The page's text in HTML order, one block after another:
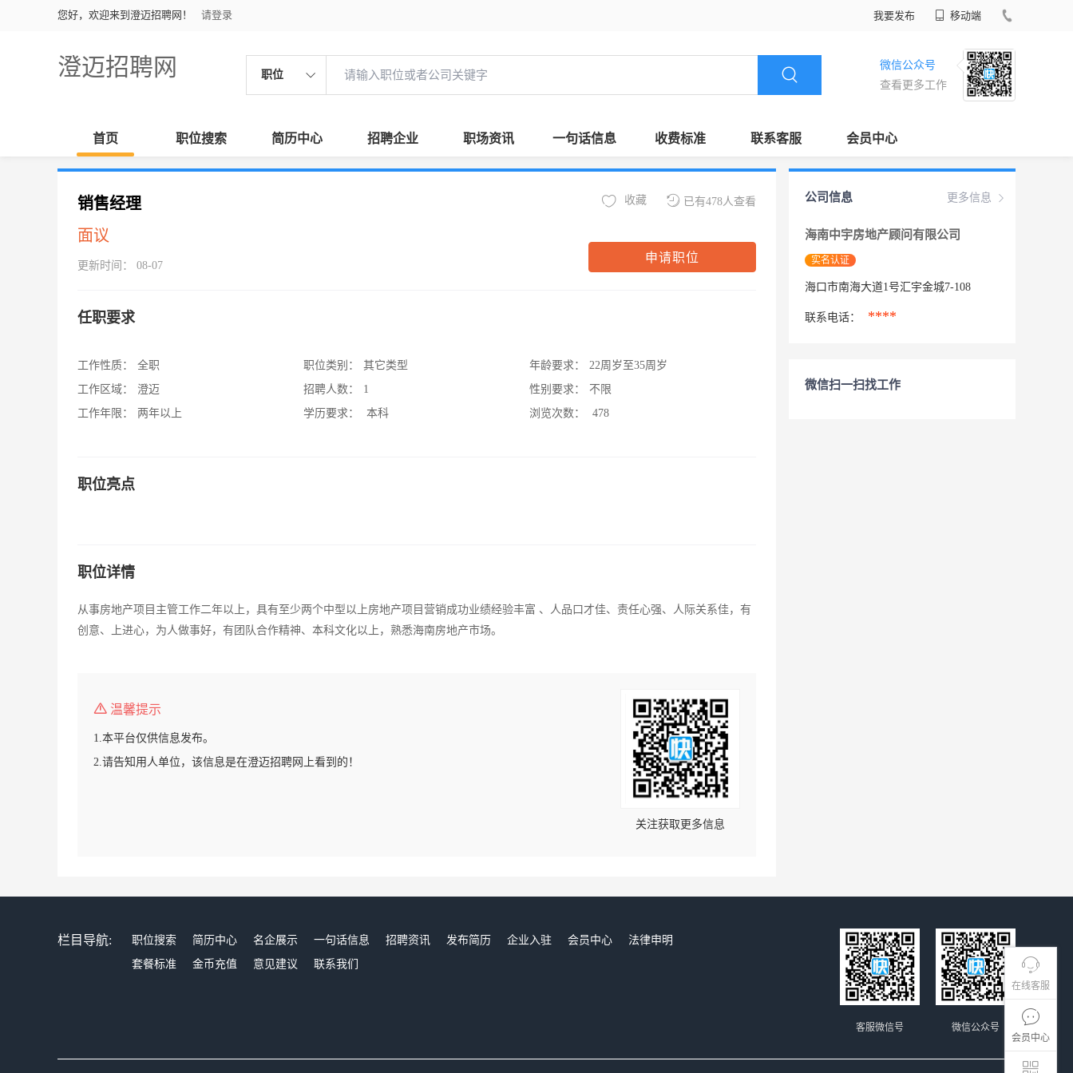
您好，欢迎来到澄迈招聘网！ 请登录 我要发布 移动端
澄迈招聘网 职位
微信公众号
查看更多工作
首页 职位搜索 简历中心 招聘企业 职场资讯 一句话信息 收费标准 联系客服 会员中心
在线客服
会员中心
销售经理
面议
更新时间： 08-07
已有478人查看
收藏
申请职位
任职要求
工作性质：
全职
工作区域：
澄迈
工作年限：
两年以上
职位类别：
其它类型
招聘人数：
1
学历要求：
本科
年龄要求：
22周岁至35周岁
性别要求：
不限
浏览次数：
478
职位亮点
职位详情
从事房地产项目主管工作二年以上，具有至少两个中型以上房地产项目营销成功业绩经验丰富 、人品口才佳、责任心强、人际关系佳，有
创意、上进心，为人做事好，有团队合作精神、本科文化以上，熟悉海南房地产市场。
温馨提示
1.本平台仅供信息发布。
2.请告知用人单位，该信息是在澄迈招聘网上看到的！
关注获取更多信息
更多信息
公司信息
海南中宇房地产顾问有限公司
实名认证
海口市南海大道1号汇宇金城7-108
联系电话： ****
微信扫一扫找工作
栏目导航: 职位搜索 简历中心 名企展示 一句话信息 招聘资讯 发布简历 企业入驻 会员中心
法律申明
套餐标准
金币充值 意见建议 联系我们
微信公众号
客服微信号